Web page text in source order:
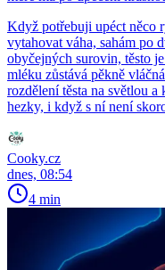
Když potřebuji upéct něco
vytahovat váha, sahám po
obyčejných surovin, těsto
mléku zůstává pěkně
rozdělení těsta na světlou a
hezky, i když s ní není
Cooky.cz
dnes, 08:54
4 min